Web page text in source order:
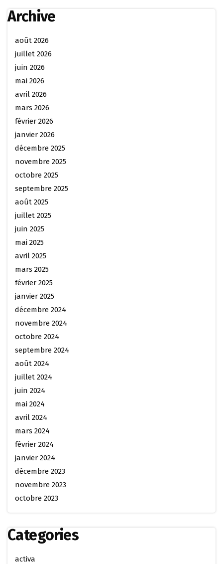
Archive
août 2026
juillet 2026
juin 2026
mai 2026
avril 2026
mars 2026
février 2026
janvier 2026
décembre 2025
novembre 2025
octobre 2025
septembre 2025
août 2025
juillet 2025
juin 2025
mai 2025
avril 2025
mars 2025
février 2025
janvier 2025
décembre 2024
novembre 2024
octobre 2024
septembre 2024
août 2024
juillet 2024
juin 2024
mai 2024
avril 2024
mars 2024
février 2024
janvier 2024
décembre 2023
novembre 2023
octobre 2023
Categories
activa